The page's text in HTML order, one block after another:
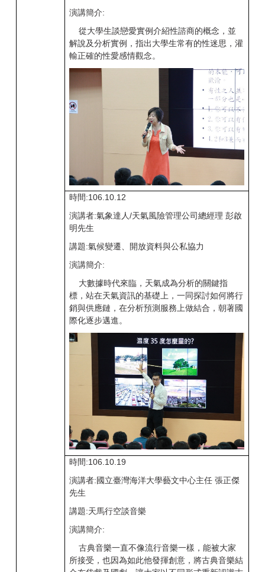
演講簡介:
從大學生談戀愛實例介紹性諮商的概念，並
解說及分析實例，指出大學生常有的性迷思，灌
輸正確的性愛感情觀念。
時間:106.10.12
演講者:氣象達人/天氣風險管理公司總經理 彭啟
明先生
講題:氣候變遷、開放資料與公私協力
演講簡介:
大數據時代來臨，天氣成為分析的關鍵指
標，站在天氣資訊的基礎上，一同探討如何將行
銷與供應鏈，在分析預測服務上做結合，朝著國
際化逐步邁進。
時間:106.10.19
演講者:國立臺灣海洋大學藝文中心主任 張正傑
先生
講題:天馬行空談音樂
演講簡介:
古典音樂一直不像流行音樂一樣，能被大家
所接受，也因為如此他發揮創意，將古典音樂結